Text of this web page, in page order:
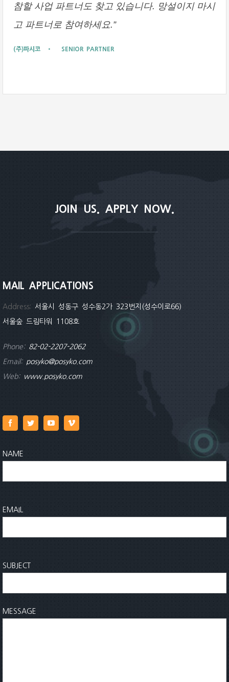
참할 사업 파트너도 찾고 있습니다. 망설이지 마시
고 파트너로 참여하세요.”
(주)파시코 • SENIOR PARTNER
JOIN US. APPLY NOW.
MAIL APPLICATIONS
Address: 서울시 성동구 성수동2가 323번지(성수이로66)
서울숲 드림타워 1108호
Phone: 82-02-2207-2062
Email: posyko@posyko.com
Web: www.posyko.com
NAME
EMAIL
SUBJECT
MESSAGE